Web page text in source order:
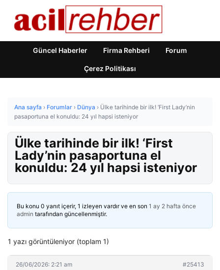
Güncel Haberler Firma Rehberi Forum
Çerez Politikası
Ana sayfa › Forumlar › Dünya › Ülke tarihinde bir ilk! ‘First Lady’nin
pasaportuna el konuldu: 24 yıl hapsi isteniyor
Ülke tarihinde bir ilk! ‘First
Lady’nin pasaportuna el
konuldu: 24 yıl hapsi isteniyor
Bu konu 0 yanıt içerir, 1 izleyen vardır ve en son 1 ay 2 hafta önce
admin tarafından güncellenmiştir.
1 yazı görüntüleniyor (toplam 1)
26/06/2026: 2:21 am #25413